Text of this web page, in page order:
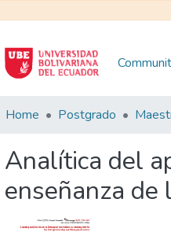
Home Postgrado
Analítica del
enseñanza de